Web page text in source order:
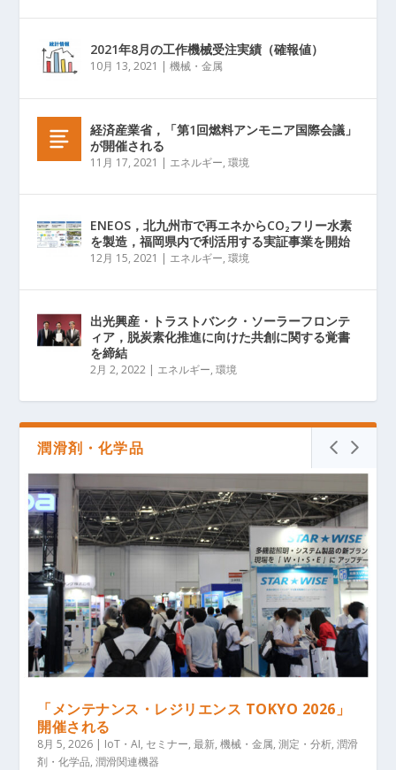
2021年8月の工作機械受注実績（確報値）
10月 13, 2021 |機械・金属
経済産業省，「第1回燃料アンモニア国際会議」
が開催される
11月 17, 2021 | エネルギー,環境
ENEOS，北九州市で再エネからCO₂フリー水素
を製造，福岡県内で利活用する実証事業を開始
12月 15, 2021 | エネルギー,環境
出光興産・トラストバンク・ソーラーフロンテ
ィア，脱炭素化推進に向けた共創に関する覚書
を締結
2月 2, 2022 | エネルギー,環境
潤滑剤・化学品
「メンテナンス・レジリエンス TOKYO 2026」
開催される
8月 5, 2026 | IoT・AI, セミナー,最新,機械・金属,測定・分析,潤滑
剤・化学品,潤滑関連機器